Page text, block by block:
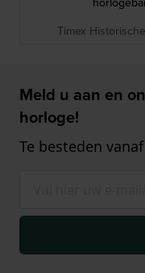
Timex
Meld u aan en
horloge!
Te besteden